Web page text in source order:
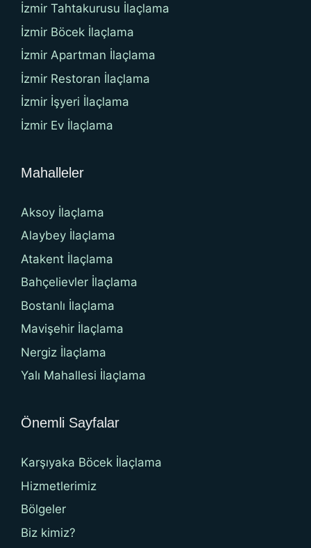
İzmir Tahtakurusu İlaçlama
İzmir Böcek İlaçlama
İzmir Apartman İlaçlama
İzmir Restoran İlaçlama
İzmir İşyeri İlaçlama
İzmir Ev İlaçlama
Mahalleler
Aksoy İlaçlama
Alaybey İlaçlama
Atakent İlaçlama
Bahçelievler İlaçlama
Bostanlı İlaçlama
Mavişehir İlaçlama
Nergiz İlaçlama
Yalı Mahallesi İlaçlama
Önemli Sayfalar
Karşıyaka Böcek İlaçlama
Hizmetlerimiz
Bölgeler
Biz kimiz?